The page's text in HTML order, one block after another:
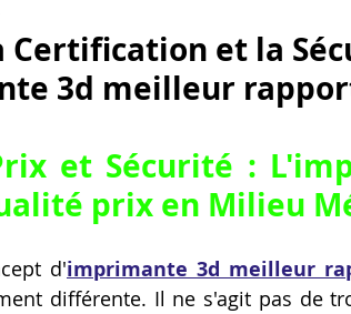
3D professionelle
3D SCANNER 3D impression 3D
Formation 3D en ligne. Formation 3D
PLA Service administratif en ligne
Certification et la
3d meilleur
et Sécurité : L'
prix en Milieu
d'imprimante 3d meilleur
différente. Il ne s'agit pas de